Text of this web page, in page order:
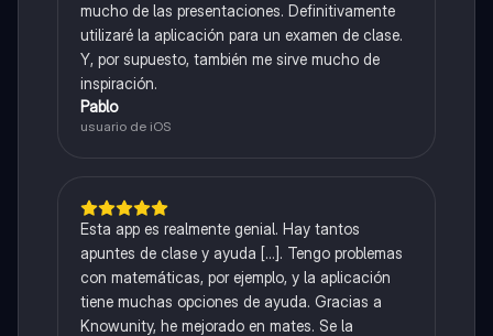
mucho de las presentaciones. Definitivamente
utilizaré la aplicación para un examen de clase.
Y, por supuesto, también me sirve mucho de
inspiración.
Pablo
usuario de iOS
Esta app es realmente genial. Hay tantos
apuntes de clase y ayuda [...]. Tengo problemas
con matemáticas, por ejemplo, y la aplicación
tiene muchas opciones de ayuda. Gracias a
Knowunity, he mejorado en mates. Se la